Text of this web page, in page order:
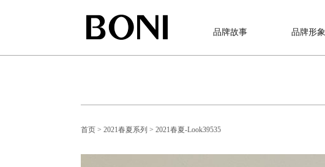
品牌故事 品牌形象
首页 > 2021春夏系列 > 2021春夏-Look39535